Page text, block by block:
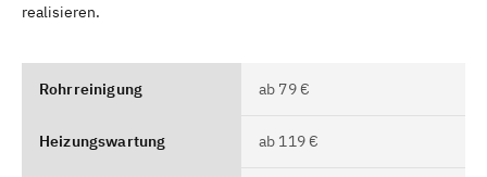
realisieren.
Rohrreinigung ab 79 €
Heizungswartung ab 119 €